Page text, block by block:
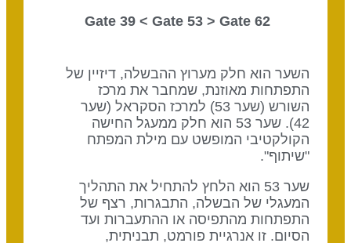
62 Gate 39 <
Gate 53 > Gate
השער הוא חלק מערוץ ההבשלה, דיזיין של
התפתחות מאוזנת, שמחבר את מרכז
השורש (שער 53) למרכז הסקראל (שער
42). שער 53 הוא חלק ממעגל החישה
הקולקטיבי המופשט עם מילת המפתח
"שיתוף".
שער 53 הוא הלחץ להתחיל את התהליך
המעגלי של הבשלה, התבגרות, רצף של
התפתחות מהתפיסה או ההתעברות ועד
הסיום. זו אנרגיית פורמט, תבניתית,